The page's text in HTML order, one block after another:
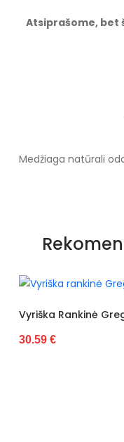
Atsiprašome, bet
Medžiaga natūrali
Gregorio